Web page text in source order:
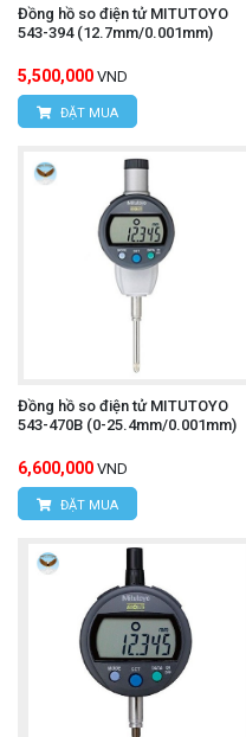
Đồng hồ so điện tử MITUTOYO
543-394 (12.7mm/0.001mm)
5,500,000 VND
ĐẶT MUA
Đồng hồ so điện tử MITUTOYO
543-470B (0-25.4mm/0.001mm)
6,600,000 VND
ĐẶT MUA